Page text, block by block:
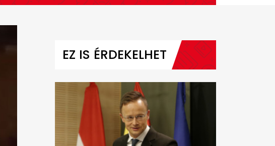
EZ IS ÉRDEKELHET